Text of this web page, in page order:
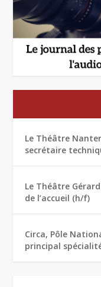
Le Théâtre
secrétaire
Le Théâtre
de l’accueil (h/f)
Circa, Pôle
principal